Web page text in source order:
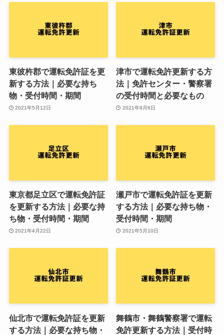
東彼杵郡で運転免許証を更
新する方法｜必要な持ち
物・受付時間・期間
2021年5月12日
津市で運転免許更新する方
法｜免許センター・警察署
の受付時間と必要なもの
2021年9月6日
東京都足立区で運転免許証
を更新する方法｜必要な持
ち物・受付時間・期間
2021年4月22日
瀬戸市で運転免許証を更新
する方法｜必要な持ち物・
受付時間・期間
2021年5月10日
仙北市で運転免許証を更新
する方法｜必要な持ち物・
舞鶴市・舞鶴警察署で運転
免許更新する方法｜受付時